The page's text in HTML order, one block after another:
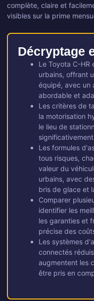
complète, claire et
visibles sur la prime
Décryptage
Le Toyota C-HR
urbains, offrant
équipé, avec un
abordable et
Les critères de
la motorisation
le lieu de
Les formules
tous risques,
valeur du
urbains, avec
bris de glace et
Comparer
identifier les
les garanties et
précise des
Les systèmes
connectés
augmentent les
être pris en